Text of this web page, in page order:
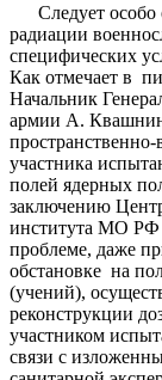
Следует особо
радиации
специфических
Как отмечает в
Начальник
армии А.
участника
полей ядерных
заключению
института МО РФ
проблеме, даже
обстановке на
(учений),
реконструкции
участником
связи с